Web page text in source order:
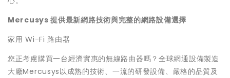
Mercusys提供最新網路技術與完整的網路設備選擇
家用 Wi-Fi 路由器
您正考慮購買一台經濟實惠的無線路由器嗎？全球網通設備製造
大廠Mercusys以成熟的技術、一流的研發設備、嚴格的品質及